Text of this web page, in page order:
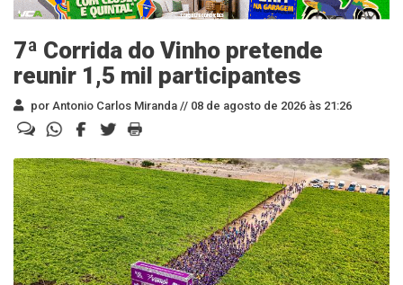
7ª Corrida do Vinho pretende
reunir 1,5 mil participantes
por Antonio Carlos Miranda // 08 de agosto de 2026 às 21:26